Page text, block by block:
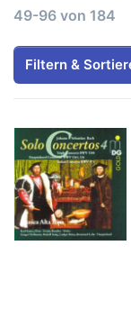
49-96 von 184
Filtern &